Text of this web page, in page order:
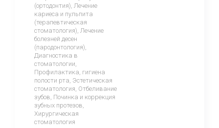
(ортодонтия), Лечение
кариеса и пульпита
(терапевтическая
стоматология), Лечение
болезней десен
(пародонтология),
Диагностика в
стоматологии,
Профилактика, гигиена
полости рта, Эстетическая
стоматология, Отбеливание
зубов, Починка и коррекция
зубных протезов,
Хирургическая
стоматология